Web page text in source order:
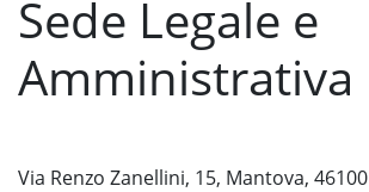
Sede Legale e
Amministrativa
Via Renzo Zanellini, 15, Mantova, 46100